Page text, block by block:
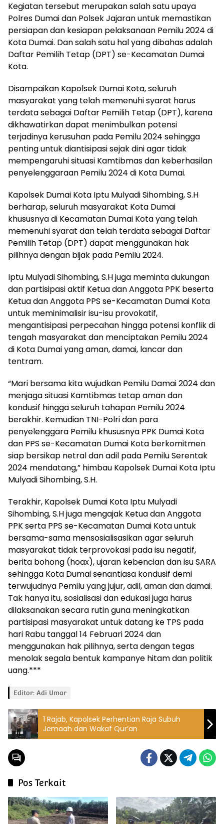
Kegiatan tersebut merupakan salah satu upaya
Polres Dumai dan Polsek Jajaran untuk memastikan
persiapan dan kesiapan pelaksanaan Pemilu 2024 di
Kota Dumai. Dan salah satu hal yang dibahas adalah
Daftar Pemilih Tetap (DPT) se-Kecamatan Dumai
Kota.
Disampaikan Kapolsek Dumai Kota, seluruh
masyarakat yang telah memenuhi syarat harus
terdata sebagai Daftar Pemilih Tetap (DPT), karena
dikhawatirkan dapat menimbulkan potensi
terjadinya kerusuhan pada Pemilu 2024 sehingga
penting untuk diantisipasi sejak dini agar tidak
mempengaruhi situasi Kamtibmas dan keberhasilan
penyelenggaraan Pemilu 2024 di Kota Dumai.
Kapolsek Dumai Kota Iptu Mulyadi Sihombing, S.H
berharap, seluruh masyarakat Kota Dumai
khususnya di Kecamatan Dumai Kota yang telah
memenuhi syarat dan telah terdata sebagai Daftar
Pemilih Tetap (DPT) dapat menggunakan hak
pilihnya dengan bijak pada Pemilu 2024.
Iptu Mulyadi Sihombing, S.H juga meminta dukungan
dan partisipasi aktif Ketua dan Anggota PPK beserta
Ketua dan Anggota PPS se-Kecamatan Dumai Kota
untuk meminimalisir isu-isu provokatif,
mengantisipasi perpecahan hingga potensi konflik di
tengah masyarakat dan menciptakan Pemilu 2024
di Kota Dumai yang aman, damai, lancar dan
tentram.
“Mari bersama kita wujudkan Pemilu Damai 2024 dan
menjaga situasi Kamtibmas tetap aman dan
kondusif hingga seluruh tahapan Pemilu 2024
berakhir. Kemudian TNI-Polri dan para
penyelenggara Pemilu khususnya PPK Dumai Kota
dan PPS se-Kecamatan Dumai Kota berkomitmen
siap bersikap netral dan adil pada Pemilu Serentak
2024 mendatang,” himbau Kapolsek Dumai Kota Iptu
Mulyadi Sihombing, S.H.
Terakhir, Kapolsek Dumai Kota Iptu Mulyadi
Sihombing, S.H juga mengajak Ketua dan Anggota
PPK serta PPS se-Kecamatan Dumai Kota untuk
bersama-sama mensosialisasikan agar seluruh
masyarakat tidak terprovokasi pada isu negatif,
berita bohong (hoax), ujaran kebencian dan isu SARA
sehingga Kota Dumai senantiasa kondusif demi
terwujudnya Pemilu yang jujur, adil, aman dan damai.
Tak hanya itu, sosialisasi dan edukasi juga harus
dilaksanakan secara rutin guna meningkatkan
partisipasi masyarakat untuk datang ke TPS pada
hari Rabu tanggal 14 Februari 2024 dan
menggunakan hak pilihnya, serta dengan tegas
menolak segala bentuk kampanye hitam dan politik
uang.***
Editor: Adi Umar
1 Rajab, Kapolsek Perhentian Raja Subuh
Jemaah dan Wakaf Qur’an
Pos Terkait